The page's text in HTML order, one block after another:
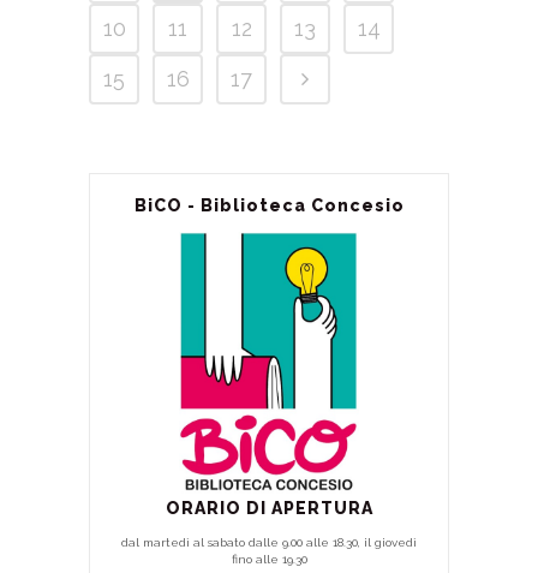
10
11 12 13
14
15
16 17
BiCO - Biblioteca Concesio
ORARIO DI APERTURA
dal martedì al sabato dalle 9.00 alle 18.30, il giovedì
fino alle 19.30